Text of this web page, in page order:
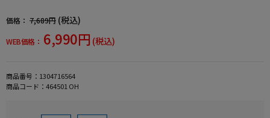
価格： 7,689円 (税込)
WEB価格： 6,990円 (税込)
商品番号： 1304716564
商品コード： 464501 OH